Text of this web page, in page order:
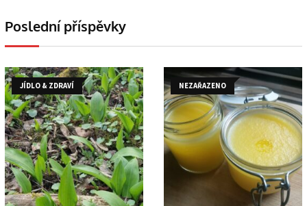
Poslední příspěvky
JÍDLO & ZDRAVÍ NEZAŘAZENO